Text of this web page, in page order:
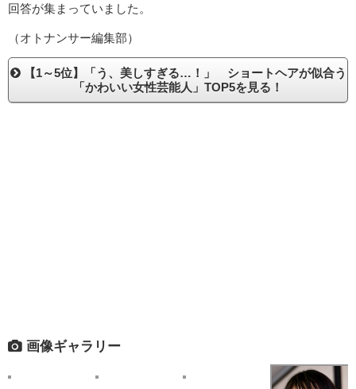
回答が集まっていました。
（オトナンサー編集部）
【1～5位】「う、美しすぎる…！」 ショートヘアが似合う
「かわいい女性芸能人」TOP5を見る！
画像ギャラリー